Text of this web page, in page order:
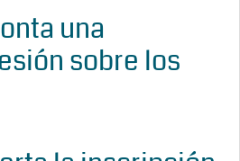
una
sobre los